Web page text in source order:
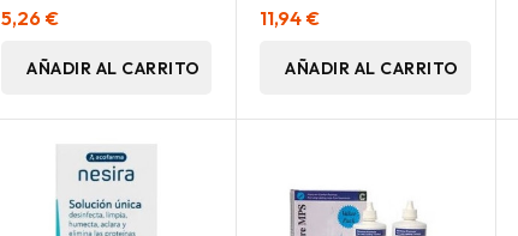
2X100Ml
5,26 €
AÑADIR AL CARRITO
11,94 €
AÑADIR AL CARRITO